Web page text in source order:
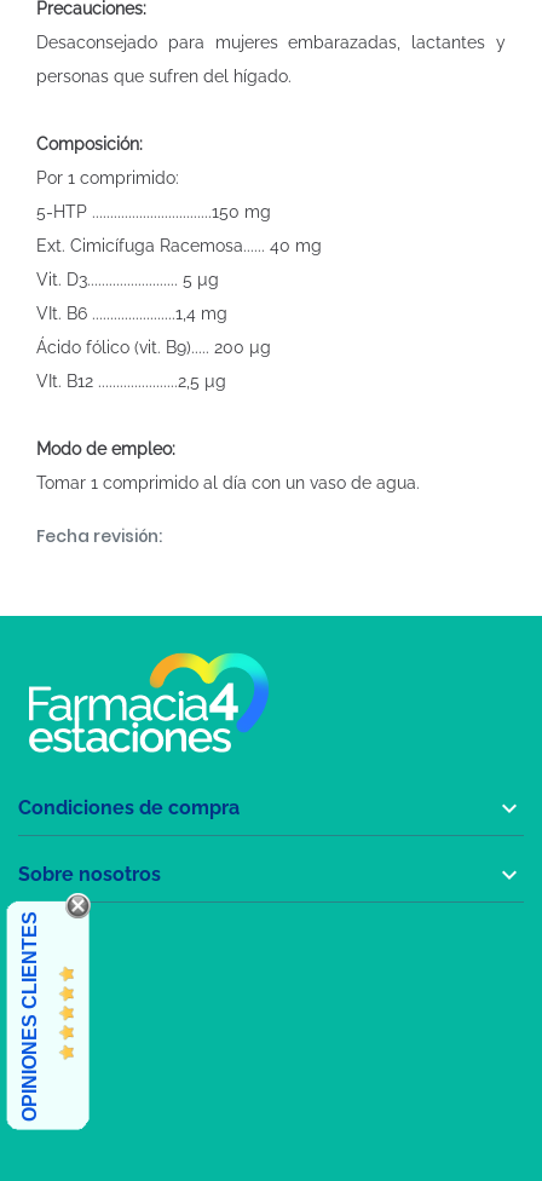
Precauciones:
Desaconsejado para mujeres embarazadas, lactantes y
personas que sufren del hígado.
Composición:
Por 1 comprimido:
5-HTP .................................150 mg
Ext. Cimicífuga Racemosa...... 40 mg
Vit. D3......................... 5 µg
VIt. B6 .......................1,4 mg
Ácido fólico (vit. B9)..... 200 µg
VIt. B12 ......................2,5 µg
Modo de empleo:
Tomar 1 comprimido al día con un vaso de agua.
Fecha revisión:
Condiciones de compra 
Sobre nosotros 
OPINIONES CLIENTES